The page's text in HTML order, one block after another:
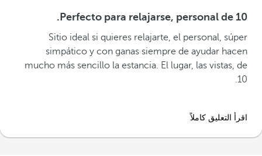
Perfecto para relajarse, personal de 10.
Sitio ideal si quieres relajarte, el personal, súper
simpático y con ganas siempre de ayudar hacen
mucho más sencillo la estancia. El lugar, las vistas, de
10.
اقرأ التعليق كاملاً